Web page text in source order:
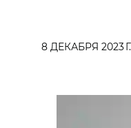
8 ДЕКАБРЯ 2023 Г.